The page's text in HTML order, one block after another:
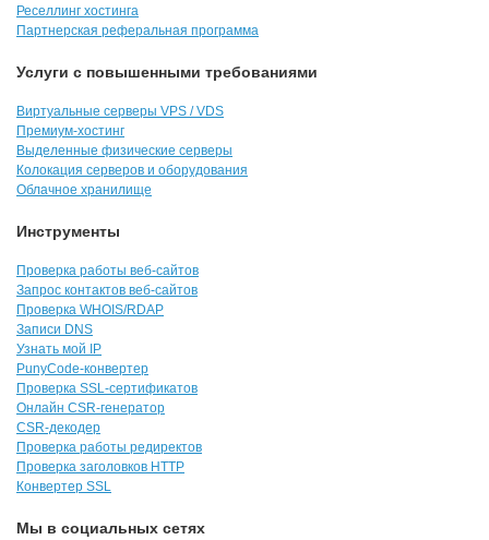
Реселлинг хостинга
Партнерская реферальная программа
Услуги с повышенными требованиями
Виртуальные серверы VPS / VDS
Премиум-хостинг
Выделенные физические серверы
Колокация серверов и оборудования
Облачное хранилище
Инструменты
Проверка работы веб-сайтов
Запрос контактов веб-сайтов
Проверка WHOIS/RDAP
Записи DNS
Узнать мой IP
PunyCode-конвертер
Проверка SSL-сертификатов
Онлайн CSR-генератор
CSR-декодер
Проверка работы редиректов
Проверка заголовков HTTP
Конвертер SSL
Мы в социальных сетях